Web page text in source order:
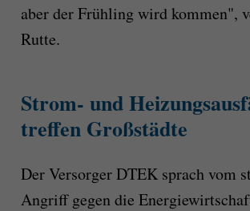
aber der Frühling wird kommen",
Rutte.
Strom- und
treffen Großstädte
Der Versorger DTEK sprach vom
Angriff gegen die